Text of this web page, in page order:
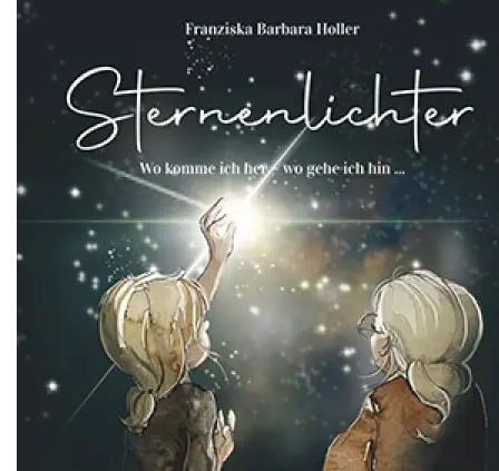
Kunst & Illustration
Illustrationen
Maskottchen
Wandbilder
Werbeagentur
Workshop
Über mich
Blog
Shop
Kontakt
Kunst & Illustration
Illustrationen
Maskottchen
Wandbilder
Werbeagentur
Workshop
Über mich